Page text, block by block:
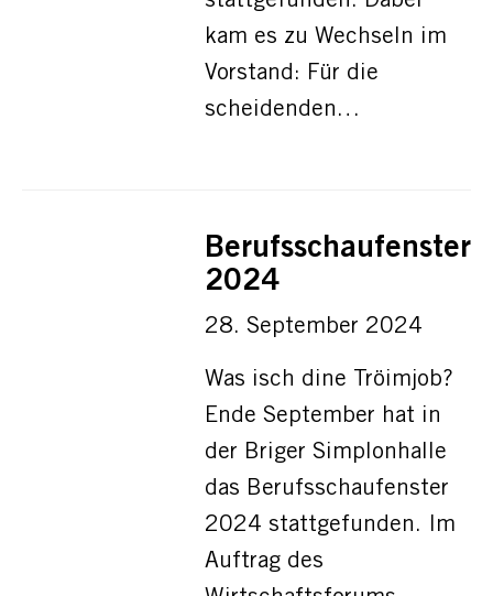
kam es zu Wechseln im
Vorstand: Für die
scheidenden…
Berufsschaufenster
2024
28. September 2024
Was isch dine Tröimjob?
Ende September hat in
der Briger Simplonhalle
das Berufsschaufenster
2024 stattgefunden. Im
Auftrag des